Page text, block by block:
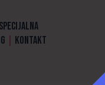
SPECIJALNA
KONTAKT